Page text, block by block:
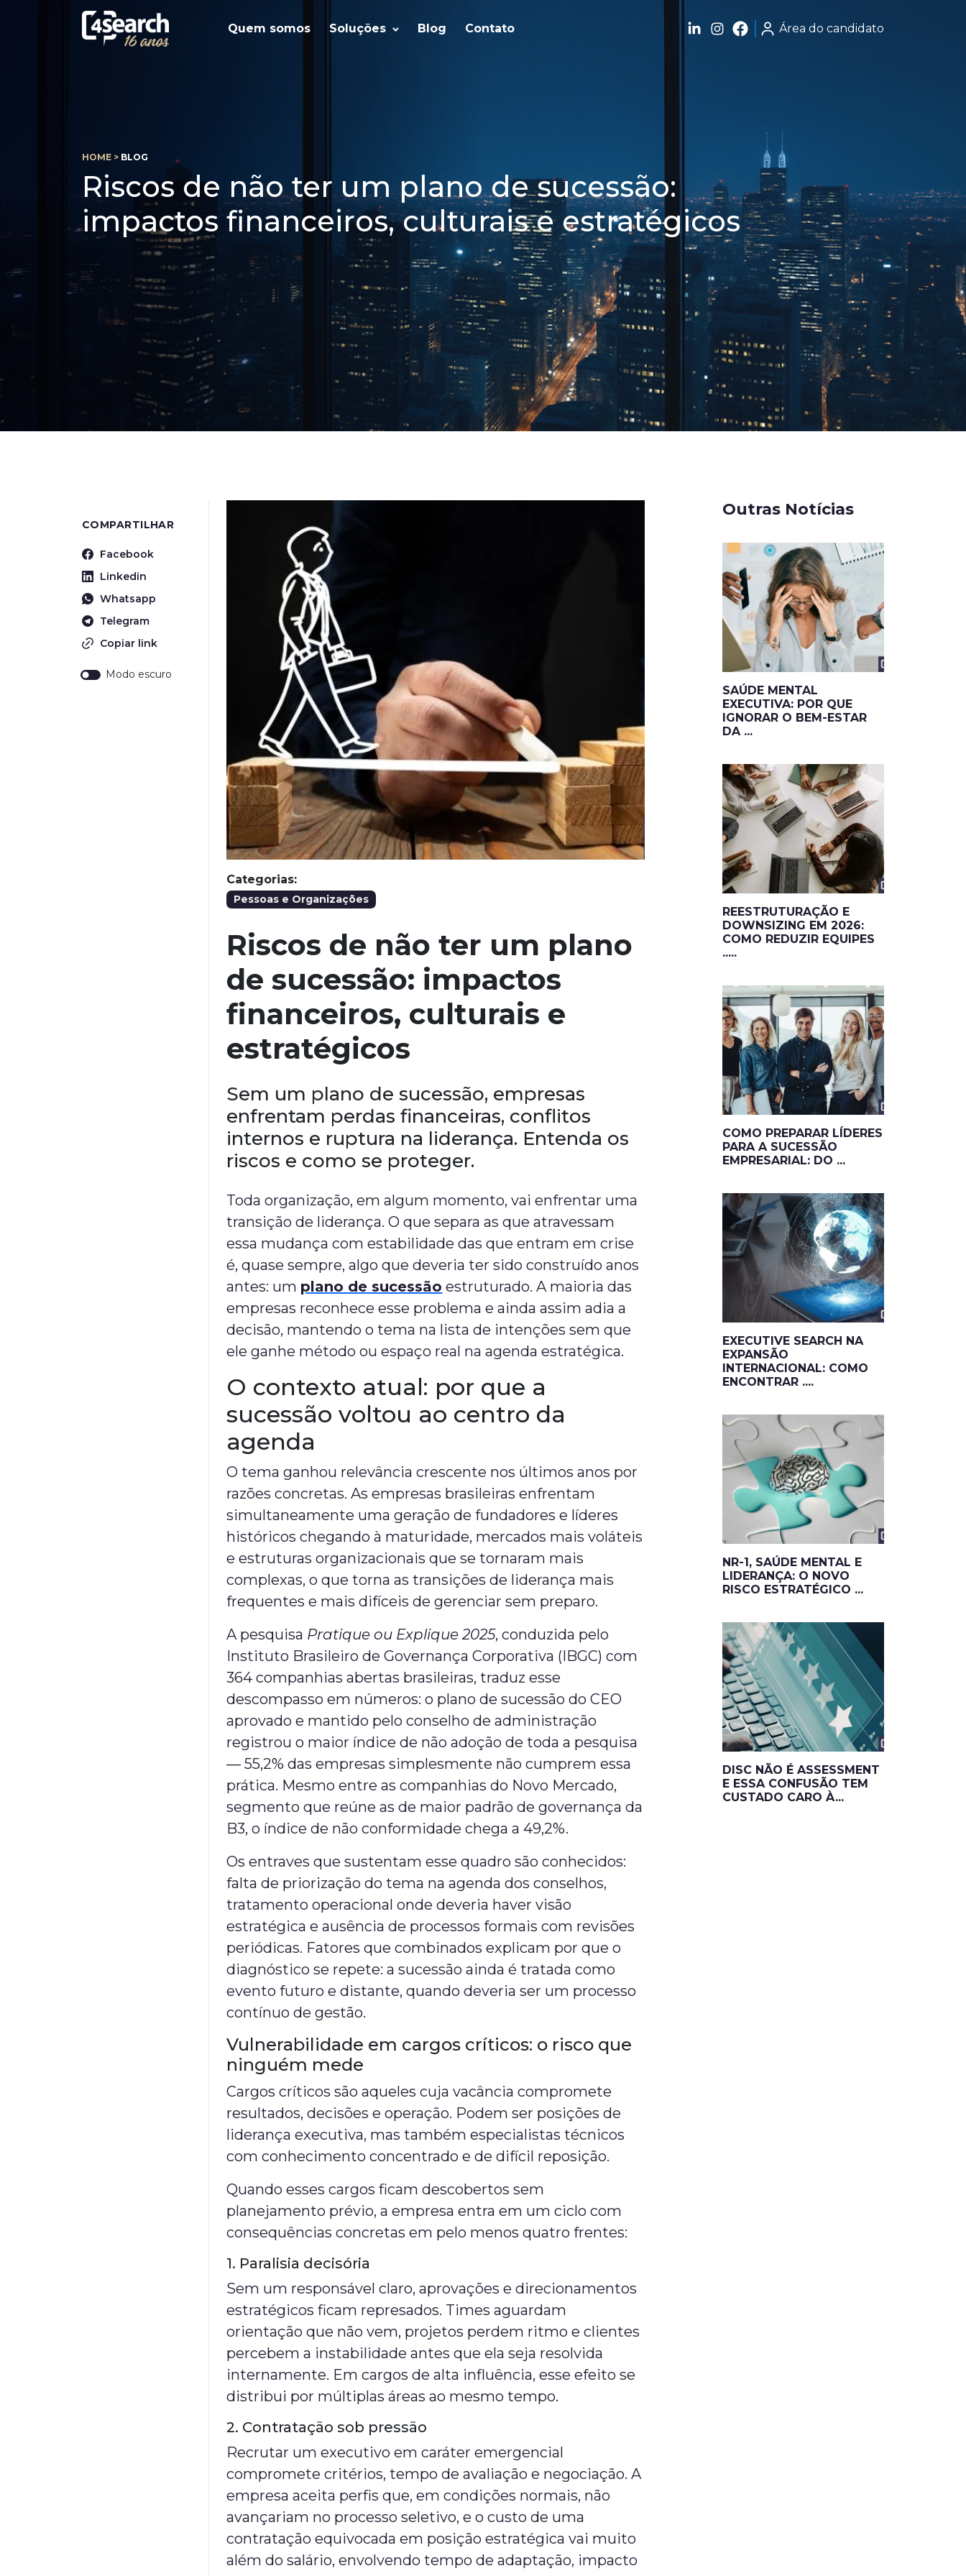
Quem somos Soluções Blog Contato Área do candidato
HOME > BLOG
Riscos de não ter um plano de sucessão:
impactos financeiros, culturais e estratégicos
COMPARTILHAR
Facebook
Linkedin
Whatsapp
Telegram
Copiar link
Modo escuro
Categorias:
Pessoas e Organizações
Riscos de não ter um plano
de sucessão: impactos
financeiros, culturais e
estratégicos
Sem um plano de sucessão, empresas
enfrentam perdas financeiras, conflitos
internos e ruptura na liderança. Entenda os
riscos e como se proteger.
Toda organização, em algum momento, vai enfrentar uma
transição de liderança. O que separa as que atravessam
essa mudança com estabilidade das que entram em crise
é, quase sempre, algo que deveria ter sido construído anos
antes: um plano de sucessão estruturado. A maioria das
empresas reconhece esse problema e ainda assim adia a
decisão, mantendo o tema na lista de intenções sem que
ele ganhe método ou espaço real na agenda estratégica.
O contexto atual: por que a
sucessão voltou ao centro da
agenda
O tema ganhou relevância crescente nos últimos anos por
razões concretas. As empresas brasileiras enfrentam
simultaneamente uma geração de fundadores e líderes
históricos chegando à maturidade, mercados mais voláteis
e estruturas organizacionais que se tornaram mais
complexas, o que torna as transições de liderança mais
frequentes e mais difíceis de gerenciar sem preparo.
A pesquisa Pratique ou Explique 2025, conduzida pelo
Instituto Brasileiro de Governança Corporativa (IBGC) com
364 companhias abertas brasileiras, traduz esse
descompasso em números: o plano de sucessão do CEO
aprovado e mantido pelo conselho de administração
registrou o maior índice de não adoção de toda a pesquisa
— 55,2% das empresas simplesmente não cumprem essa
prática. Mesmo entre as companhias do Novo Mercado,
segmento que reúne as de maior padrão de governança da
B3, o índice de não conformidade chega a 49,2%.
Os entraves que sustentam esse quadro são conhecidos:
falta de priorização do tema na agenda dos conselhos,
tratamento operacional onde deveria haver visão
estratégica e ausência de processos formais com revisões
periódicas. Fatores que combinados explicam por que o
diagnóstico se repete: a sucessão ainda é tratada como
evento futuro e distante, quando deveria ser um processo
contínuo de gestão.
Vulnerabilidade em cargos críticos: o risco que
ninguém mede
Cargos críticos são aqueles cuja vacância compromete
resultados, decisões e operação. Podem ser posições de
liderança executiva, mas também especialistas técnicos
com conhecimento concentrado e de difícil reposição.
Quando esses cargos ficam descobertos sem
planejamento prévio, a empresa entra em um ciclo com
consequências concretas em pelo menos quatro frentes:
1. Paralisia decisória
Sem um responsável claro, aprovações e direcionamentos
estratégicos ficam represados. Times aguardam
orientação que não vem, projetos perdem ritmo e clientes
percebem a instabilidade antes que ela seja resolvida
internamente. Em cargos de alta influência, esse efeito se
distribui por múltiplas áreas ao mesmo tempo.
2. Contratação sob pressão
Recrutar um executivo em caráter emergencial
compromete critérios, tempo de avaliação e negociação. A
empresa aceita perfis que, em condições normais, não
avançariam no processo seletivo, e o custo de uma
contratação equivocada em posição estratégica vai muito
além do salário, envolvendo tempo de adaptação, impacto
Outras Notícias
SAÚDE MENTAL
EXECUTIVA: POR QUE
IGNORAR O BEM-ESTAR
DA ...
REESTRUTURAÇÃO E
DOWNSIZING EM 2026:
COMO REDUZIR EQUIPES
.....
COMO PREPARAR LÍDERES
PARA A SUCESSÃO
EMPRESARIAL: DO ...
EXECUTIVE SEARCH NA
EXPANSÃO
INTERNACIONAL: COMO
ENCONTRAR ....
NR-1, SAÚDE MENTAL E
LIDERANÇA: O NOVO
RISCO ESTRATÉGICO ...
DISC NÃO É ASSESSMENT
E ESSA CONFUSÃO TEM
CUSTADO CARO À...